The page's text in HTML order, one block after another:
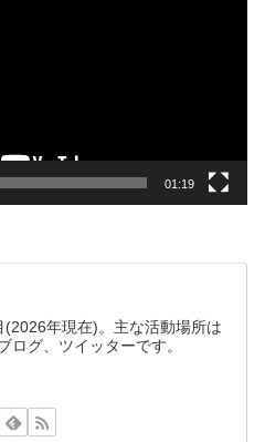
01:19
(2026年現在)。主な活動場所は
ログ、ツイッターです。